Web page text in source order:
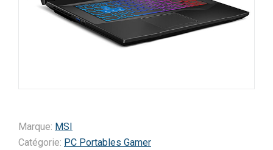
Marque: MSI
Catégorie: PC Portables Gamer